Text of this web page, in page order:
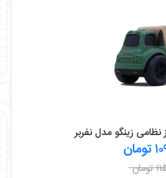
زینگو مدل نفربر